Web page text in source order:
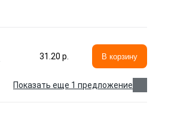
31.20 p. В корзину
Показать еще 1 предложение